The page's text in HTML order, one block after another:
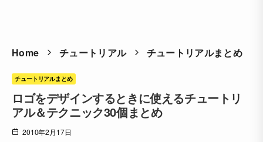
Home チュートリアル チュートリアルまとめ
チュートリアルまとめ
ロゴをデザインするときに使えるチュートリ
アル＆テクニック30個まとめ
2010年2月17日